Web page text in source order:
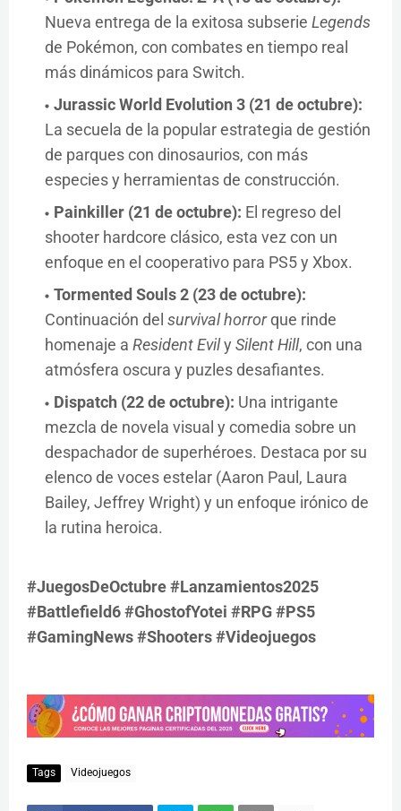
Nueva entrega de la exitosa subserie Legends
de Pokémon, con combates en tiempo real
más dinámicos para Switch.
Jurassic World Evolution 3 (21 de octubre):
La secuela de la popular estrategia de gestión
de parques con dinosaurios, con más
especies y herramientas de construcción.
Painkiller (21 de octubre): El regreso del
shooter hardcore clásico, esta vez con un
enfoque en el cooperativo para PS5 y Xbox.
Tormented Souls 2 (23 de octubre):
Continuación del survival horrorque rinde
homenaje a Resident Evily Silent Hill, con una
atmósfera oscura y puzles desafiantes.
Dispatch (22 de octubre): Una intrigante
mezcla de novela visual y comedia sobre un
despachador de superhéroes. Destaca por su
elenco de voces estelar (Aaron Paul, Laura
Bailey, Jeffrey Wright) y un enfoque irónico de
la rutina heroica.
#JuegosDeOctubre #Lanzamientos2025
#Battlefield6 #GhostofYotei #RPG #PS5
#GamingNews #Shooters #Videojuegos
Tags Videojuegos